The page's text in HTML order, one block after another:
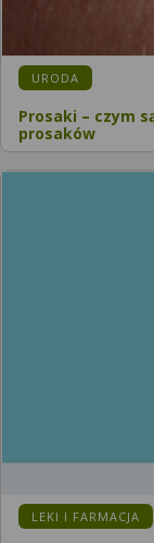
KATEGORIA:
URODA
Prosaki – czym
prosaków
KATEGORIA:
LEKI I FARMACJA